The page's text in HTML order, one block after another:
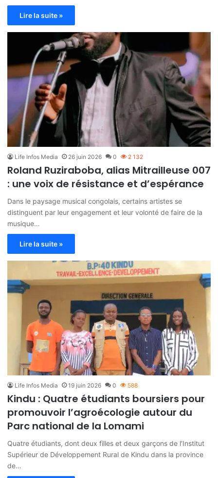
Lire la suite »
Life Infos Media 26 juin 2026 0 2 132
Roland Ruziraboba, alias Mitrailleuse 007
: une voix de résistance et d’espérance
Dans le paysage musical congolais, certains artistes se
distinguent par leur engagement et leur volonté de faire de la
musique…
Lire la suite »
Life Infos Media 19 juin 2026 0 588
Kindu : Quatre étudiants boursiers pour
promouvoir l’agroécologie autour du
Parc national de la Lomami
Quatre étudiants, dont deux filles et deux garçons de l’Institut
Supérieur de Développement Rural de Kindu dans la province
de…